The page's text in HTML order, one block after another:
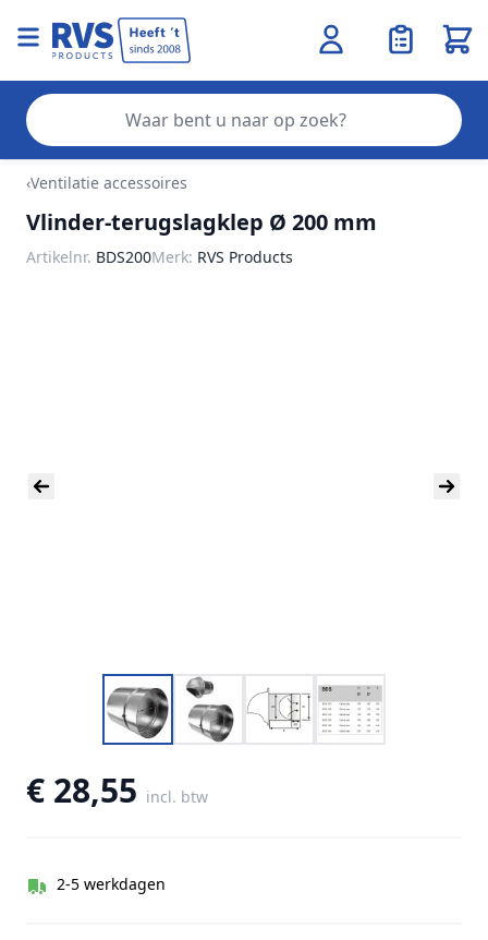
Ga naar de inhoud
‹Ventilatie accessoires
Vlinder-terugslagklep Ø 200 mm
Artikelnr. BDS200Merk: RVS Products
€ 28,55 incl. btw
2-5 werkdagen